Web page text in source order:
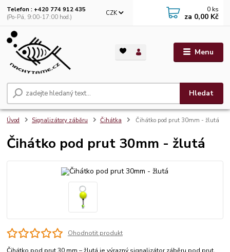
Menu
CZK
Hledat
Telefon : +420 774 912 435
(Po-Pá, 9:00-17:00 hod.)
0 ks
za 0,00 Kč
Úvod Signalizátory záběru Čihátka Čihátko pod prut 30mm - žlutá
Čihátko pod prut 30mm - žlutá
Ohodnotit produkt
Čihátko pod prut 30 mm – žlutá je výrazný signalizátor záběru pod prut,